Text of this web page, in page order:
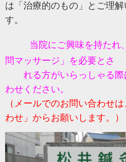
は「治療的のもの」とご理
す。
当院にご興味を持たれ
問マッサージ」を必要とさ
れる方がいらっしゃる際
わせください。
（メールでのお問い合わせ
わせ」からお願いします。）